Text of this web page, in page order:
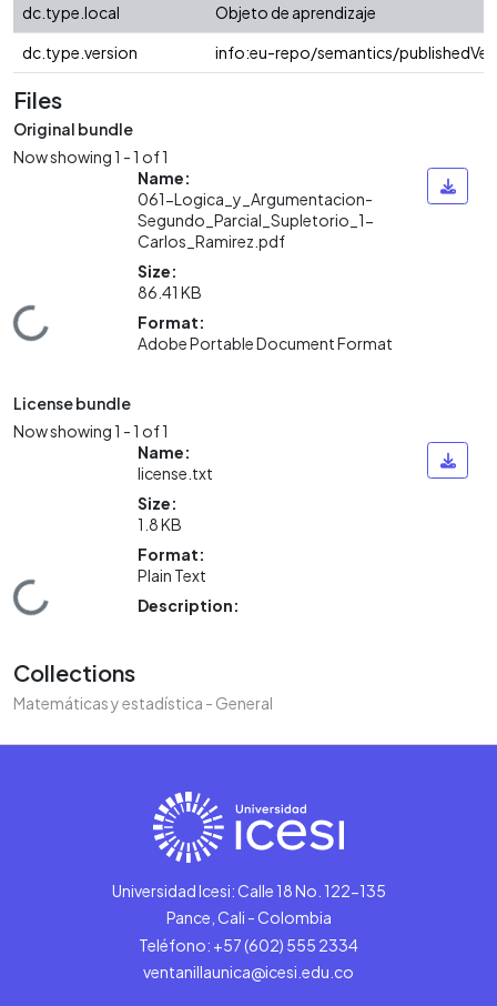
dc.type.local
Objeto de aprendizaje
dc.type.version
info:eu-repo/semantics/
Files
Original bundle
Now showing1 - 1 of 1
Loading...
Name:
061-Logica_y_Argumentacion-
Segundo_Parcial_Supletorio_1-
Carlos_Ramirez.pdf
Size:
86.41 KB
Format:
Adobe Portable Document Format
License bundle
Now showing1 - 1 of 1
Loading...
Name:
license.txt
Size:
1.8 KB
Format:
Plain Text
Description:
Collections
Matemáticas y estadística - General
Universidad Icesi: Calle 18 No. 122-135
Pance, Cali - Colombia
Teléfono: +57 (602) 555 2334
ventanillaunica@icesi.edu.co